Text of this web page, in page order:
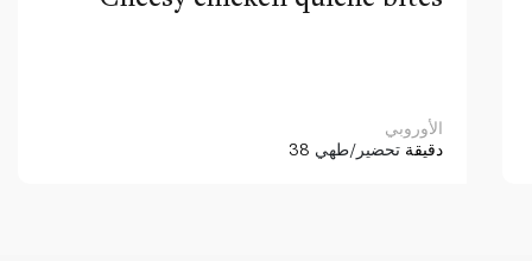
الأوروبي
38 دقيقة تحضير/طهي